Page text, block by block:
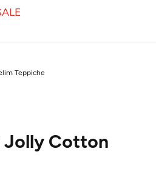
Teppiche
Jolly Cotton